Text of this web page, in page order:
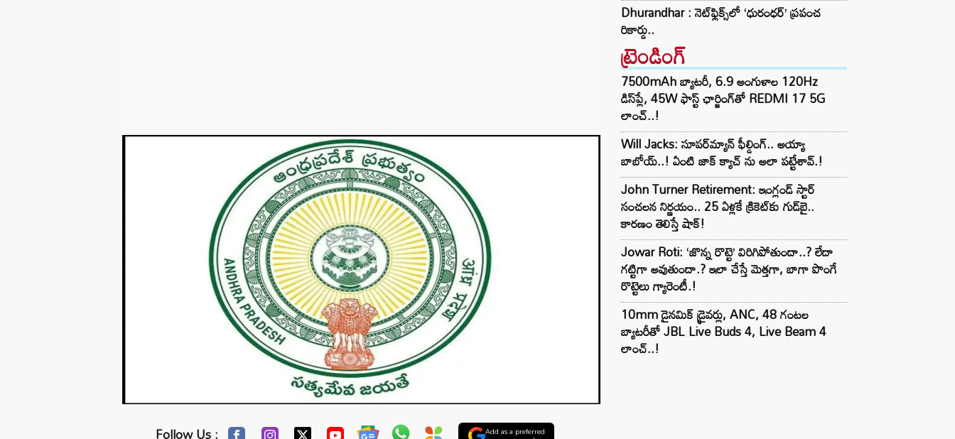
Add as a preferred
Dhurandhar : నెట్‌ఫ్లిక్స్‌లో ‘ధురంధర్’ ప్రపంచ
రికార్డు..
ట్రెండింగ్‌
7500mAh బ్యాటరీ, 6.9 అంగుళాల 120Hz
డిస్‌ప్లే, 45W ఫాస్ట్ ఛార్జింగ్‌తో REDMI 17 5G
లాంచ్..!
Will Jacks: సూపర్‌మ్యాన్ ఫీల్డింగ్.. అయ్యా
బాబోయ్..! ఏంటి జాక్ క్యాచ్ ను అలా పట్టేశావ్.!
John Turner Retirement: ఇంగ్లండ్ స్టార్
సంచలన నిర్ణయం.. 25 ఏళ్లకే క్రికెట్‌కు గుడ్‌బై..
కారణం తెలిస్తే షాక్!
Jowar Roti: ‘జొన్న రొట్టె’ విరిగిపోతుందా..? లేదా
గట్టిగా అవుతుందా.? ఇలా చేస్తే మెత్తగా, బాగా పొంగే
రొట్టెలు గ్యారెంటీ.!
10mm డైనమిక్ డ్రైవర్లు, ANC, 48 గంటల
బ్యాటరీతో JBL Live Buds 4, Live Beam 4
లాంచ్..!